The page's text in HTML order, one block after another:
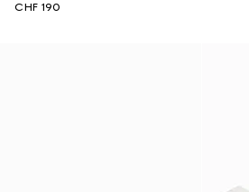
CHF 190